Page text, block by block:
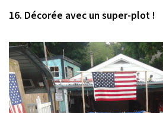
16. Décorée avec un super-plot !